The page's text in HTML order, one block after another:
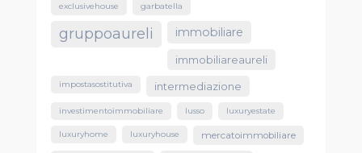
exclusivehouse garbatella
gruppoaureli immobiliare
immobiliareaureli
impostasostitutiva intermediazione
investimentoimmobiliare lusso luxuryestate
luxuryhome luxuryhouse mercatoimmobiliare